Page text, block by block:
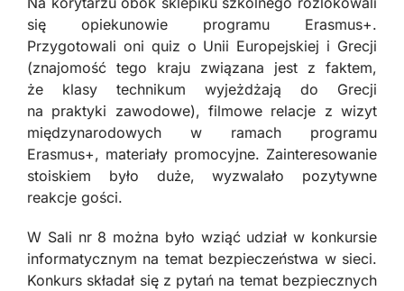
się opiekunowie programu Erasmus+.
Przygotowali oni quiz o Unii Europejskiej i Grecji
(znajomość tego kraju związana jest z faktem,
że klasy technikum wyjeżdżają do Grecji
na praktyki zawodowe), filmowe relacje z wizyt
międzynarodowych w ramach programu
Erasmus+, materiały promocyjne. Zainteresowanie
stoiskiem było duże, wyzwalało pozytywne
reakcje gości.
W Sali nr 8 można było wziąć udział w konkursie
informatycznym na temat bezpieczeństwa w sieci.
Konkurs składał się z pytań na temat bezpiecznych